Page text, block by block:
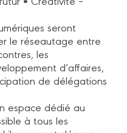
seront
le réseautage entre
les
d’affaires,
de délégations
espace dédié au
à tous les